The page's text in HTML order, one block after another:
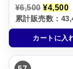
¥6,500 元
の
価
格
は
¥
¥4,500現
累計販売数：
カートに入